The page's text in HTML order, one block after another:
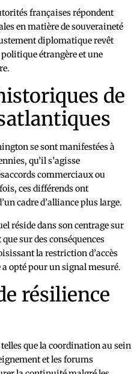
françaises répondent
en matière de souveraineté
diplomatique revêt
étrangère et une
de
se sont manifestées à
qu’il s’agisse
commerciaux ou
ces différends ont
cadre d’alliance plus large.
réside dans son centrage sur
sur des conséquences
la restriction d’accès
opté pour un signal mesuré.
résilience
que la coordination au sein
et les forums